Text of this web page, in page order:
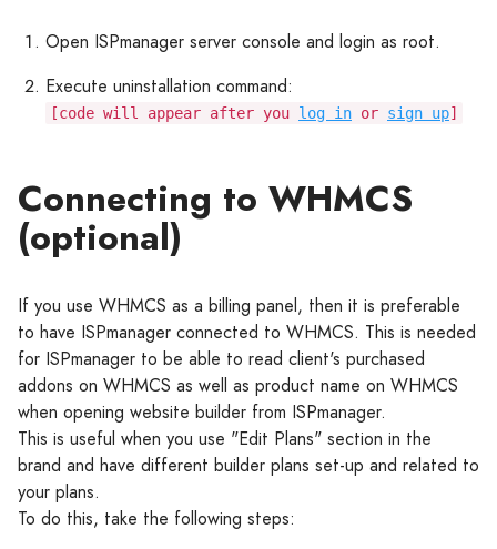
Open ISPmanager server console and login as root.
Execute uninstallation command:
[code will appear after you log in or sign up]
Connecting to WHMCS
(optional)
If you use WHMCS as a billing panel, then it is preferable
to have ISPmanager connected to WHMCS. This is needed
for ISPmanager to be able to read client's purchased
addons on WHMCS as well as product name on WHMCS
when opening website builder from ISPmanager.
This is useful when you use "Edit Plans" section in the
brand and have different builder plans set-up and related to
your plans.
To do this, take the following steps: